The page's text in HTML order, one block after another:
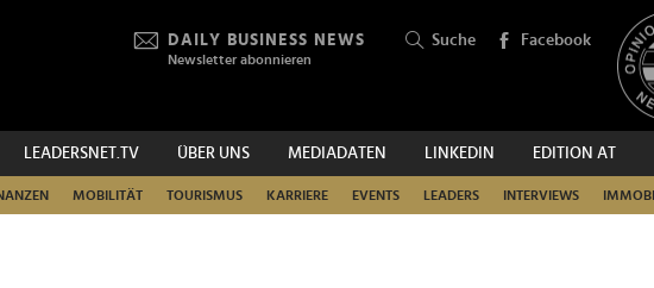
DAILY BUSINESS NEWS
Newsletter abonnieren
Suche Facebook
LEADERSNET.TV ÜBER UNS MEDIADATEN LINKEDIN EDITION AT
MOBILITÄT TOURISMUS KARRIERE EVENTS LEADERS INTERVIEWS
SUCHEN